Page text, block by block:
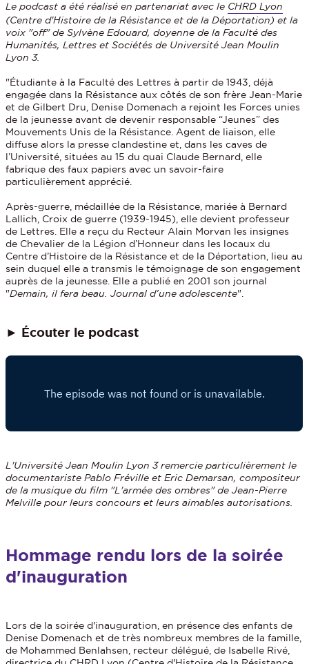
Le podcast a été réalisé en partenariat avec le CHRD Lyon
(Centre d'Histoire de la Résistance et de la Déportation) et la
voix "off" de Sylvène Edouard, doyenne de la Faculté des
Humanités, Lettres et Sociétés de Université Jean Moulin
Lyon 3.
"Étudiante à la Faculté des Lettres à partir de 1943, déjà
engagée dans la Résistance aux côtés de son frère Jean-Marie
et de Gilbert Dru, Denise Domenach a rejoint les Forces unies
de la jeunesse avant de devenir responsable “Jeunes” des
Mouvements Unis de la Résistance. Agent de liaison, elle
diffuse alors la presse clandestine et, dans les caves de
l’Université, situées au 15 du quai Claude Bernard, elle
fabrique des faux papiers avec un savoir-faire
particulièrement apprécié.
Après-guerre, médaillée de la Résistance, mariée à Bernard
Lallich, Croix de guerre (1939-1945), elle devient professeur
de Lettres. Elle a reçu du Recteur Alain Morvan les insignes
de Chevalier de la Légion d’Honneur dans les locaux du
Centre d’Histoire de la Résistance et de la Déportation, lieu au
sein duquel elle a transmis le témoignage de son engagement
auprès de la jeunesse. Elle a publié en 2001 son journal
"Demain, il fera beau. Journal d’une adolescente".
► Écouter le podcast
L'Université Jean Moulin Lyon 3 remercie particulièrement le
documentariste Pablo Fréville et Eric Demarsan, compositeur
de la musique du film "L'armée des ombres" de Jean-Pierre
Melville pour leurs concours et leurs aimables autorisations.
Hommage rendu lors de la soirée
d'inauguration
Lors de la soirée d'inauguration, en présence des enfants de
Denise Domenach et de très nombreux membres de la famille,
de Mohammed Benlahsen, recteur délégué, de Isabelle Rivé,